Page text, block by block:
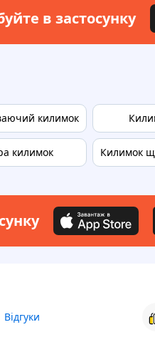
в застосунку
килимок
килимок Килимок
Відгуки